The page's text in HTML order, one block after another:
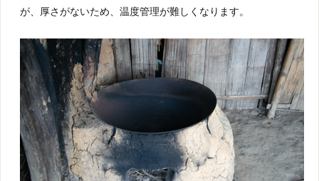
が、厚さがないため、温度管理が難しくなります。